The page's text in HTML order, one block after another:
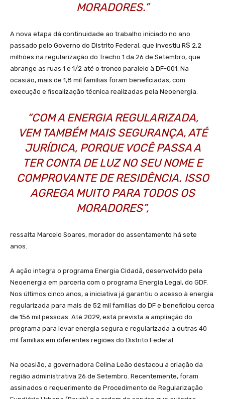
MORADORES.”
A nova etapa dá continuidade ao trabalho iniciado no ano
passado pelo Governo do Distrito Federal, que investiu R$ 2,2
milhões na regularização do Trecho 1 da 26 de Setembro, que
abrange as ruas 1 e 1/2 até o tronco paralelo à DF-001. Na
ocasião, mais de 1,8 mil famílias foram beneficiadas, com
execução e fiscalização técnica realizadas pela Neoenergia.
“COM A ENERGIA REGULARIZADA,
VEM TAMBÉM MAIS SEGURANÇA, ATÉ
JURÍDICA, PORQUE VOCÊ PASSA A
TER CONTA DE LUZ NO SEU NOME E
COMPROVANTE DE RESIDÊNCIA. ISSO
AGREGA MUITO PARA TODOS OS
MORADORES”,
ressalta Marcelo Soares, morador do assentamento há sete
anos.
A ação integra o programa Energia Cidadã, desenvolvido pela
Neoenergia em parceria com o programa Energia Legal, do GDF.
Nos últimos cinco anos, a iniciativa já garantiu o acesso à energia
regularizada para mais de 52 mil famílias do DF e beneficiou cerca
de 156 mil pessoas. Até 2029, está prevista a ampliação do
programa para levar energia segura e regularizada a outras 40
mil famílias em diferentes regiões do Distrito Federal.
Na ocasião, a governadora Celina Leão destacou a criação da
região administrativa 26 de Setembro. Recentemente, foram
assinados o requerimento de Procedimento de Regularização